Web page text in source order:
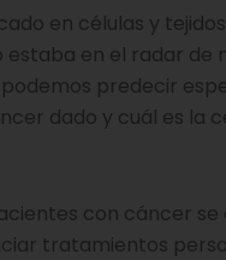
en células y
en el radar de
podemos predecir
dado y cuál es la
con cáncer
tratamientos